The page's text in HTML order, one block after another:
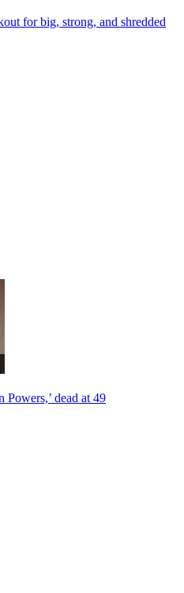
for big, strong, and shredded
dead at 49